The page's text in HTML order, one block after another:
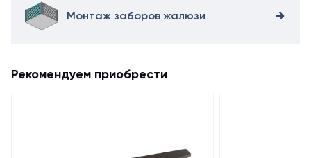
Монтаж заборов жалюзи
Рекомендуем приобрести